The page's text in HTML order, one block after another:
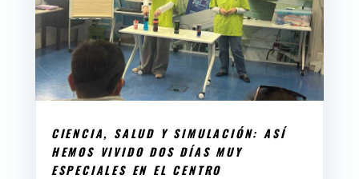
CIENCIA, SALUD Y SIMULACIÓN: ASÍ
HEMOS VIVIDO DOS DÍAS MUY
ESPECIALES EN EL CENTRO